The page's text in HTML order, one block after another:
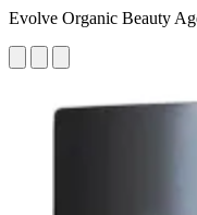
Evolve Organic Beauty